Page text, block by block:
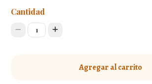
Cantidad
1
Agregar al carrito